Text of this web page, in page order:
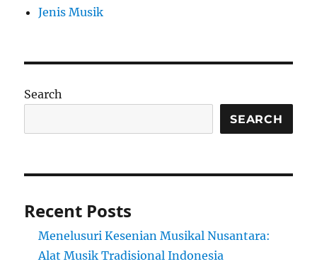
Jenis Musik
Search
SEARCH
Recent Posts
Menelusuri Kesenian Musikal Nusantara:
Alat Musik Tradisional Indonesia